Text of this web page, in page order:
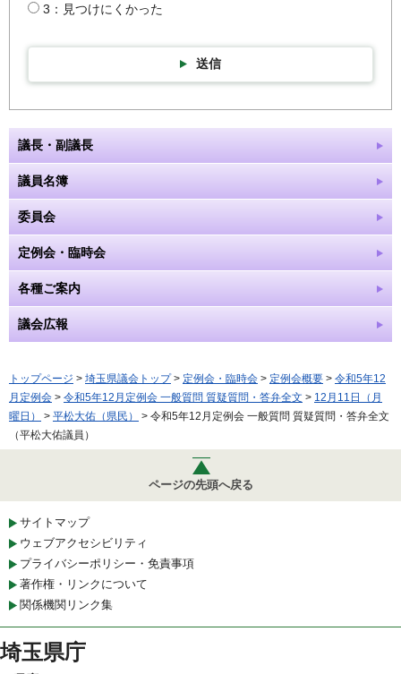
3：見つけにくかった
送信
議長・副議長
議員名簿
委員会
定例会・臨時会
各種ご案内
議会広報
トップページ > 埼玉県議会トップ> 定例会・臨時会 > 定例会概要 > 令和5年12
月定例会 > 令和5年12月定例会 一般質問 質疑質問・答弁全文 > 12月11日（月
曜日）
> 平松大佑（県民）
> 令和5年12月定例会 一般質問 質疑質問・答弁全文
（平松大佑議員）
ページの先頭へ戻る
サイトマップ
ウェブアクセシビリティ
プライバシーポリシー・免責事項
著作権・リンクについて
関係機関リンク集
埼玉県庁